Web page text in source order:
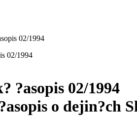
02/1994
?asopis 02/1994
o dejin?ch